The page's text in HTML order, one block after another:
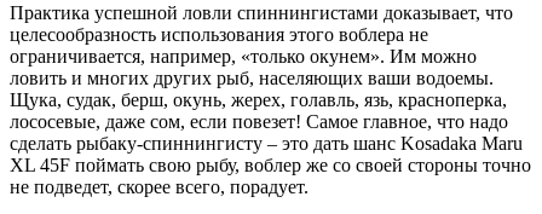
Практика успешной ловли спиннингистами доказывает, что
целесообразность использования этого воблера не
ограничивается, например, «только окунем». Им можно
ловить и многих других рыб, населяющих ваши водоемы.
Щука, судак, берш, окунь, жерех, голавль, язь, красноперка,
лососевые, даже сом, если повезет! Самое главное, что надо
сделать рыбаку-спиннингисту – это дать шанс Kosadaka Maru
XL 45F поймать свою рыбу, воблер же со своей стороны точно
не подведет, скорее всего, порадует.